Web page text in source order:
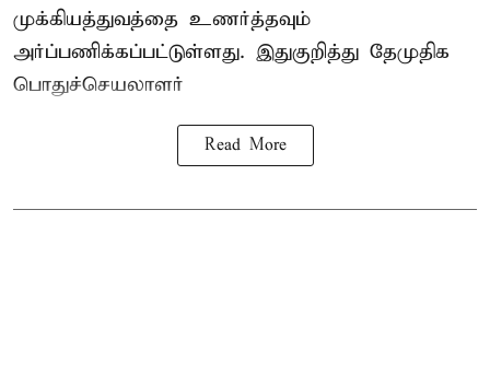
முக்கியத்துவத்தை உணர்த்தவும்
அர்ப்பணிக்கப்பட்டுள்ளது. இதுகுறித்து தேமுதிக
பொதுச்செயலாளர்
Read More